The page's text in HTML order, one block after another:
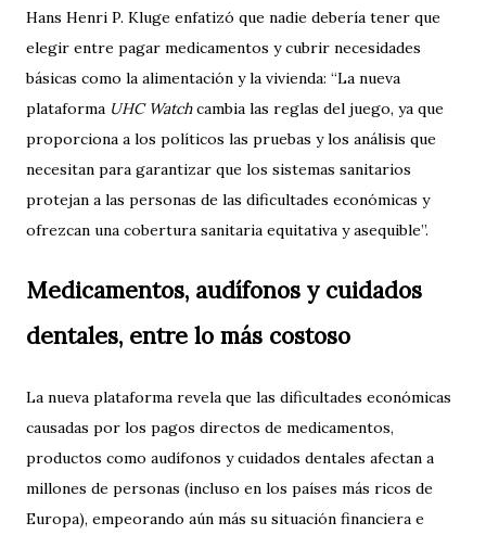
Hans Henri P. Kluge enfatizó que nadie debería tener que
elegir entre pagar medicamentos y cubrir necesidades
básicas como la alimentación y la vivienda: “La nueva
plataforma UHC Watchcambia las reglas del juego, ya que
proporciona a los políticos las pruebas y los análisis que
necesitan para garantizar que los sistemas sanitarios
protejan a las personas de las dificultades económicas y
ofrezcan una cobertura sanitaria equitativa y asequible”.
Medicamentos, audífonos y cuidados
dentales, entre lo más costoso
La nueva plataforma revela que las dificultades económicas
causadas por los pagos directos de medicamentos,
productos como audífonos y cuidados dentales afectan a
millones de personas (incluso en los países más ricos de
Europa), empeorando aún más su situación financiera e